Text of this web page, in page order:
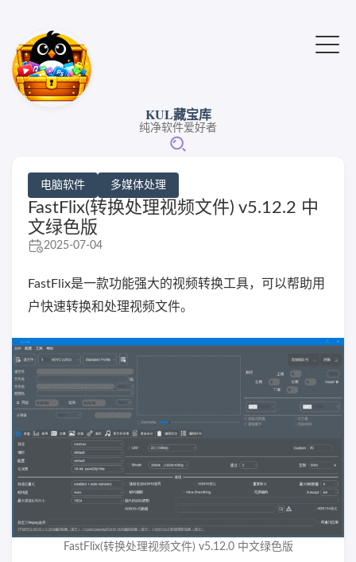
KUL藏宝库
纯净软件爱好者
电脑软件 多媒体处理
FastFlix(转换处理视频文件) v5.12.2 中
文绿色版
2025-07-04
FastFlix是一款功能强大的视频转换工具，可以帮助用
户快速转换和处理视频文件。
FastFlix(转换处理视频文件) v5.12.0 中文绿色版